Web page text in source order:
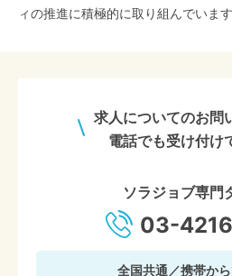
ィの推進に積極的に取り組んでいます
求人についてのお問
電話でも受け付け
ソラジョブ専門
03-
全国共通／携帯か